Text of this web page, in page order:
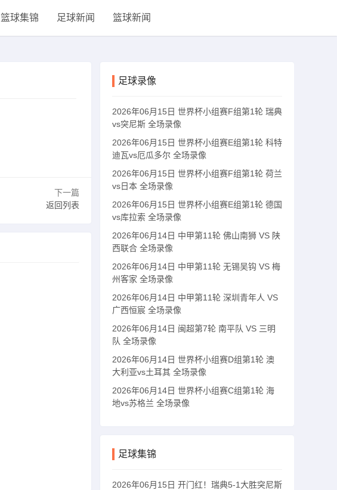
篮球集锦 足球新闻 篮球新闻
下一篇
返回列表
足球录像
2026年06月15日 世界杯小组赛F组第1轮 瑞典
vs突尼斯 全场录像
2026年06月15日 世界杯小组赛E组第1轮 科特
迪瓦vs厄瓜多尔 全场录像
2026年06月15日 世界杯小组赛F组第1轮 荷兰
vs日本 全场录像
2026年06月15日 世界杯小组赛E组第1轮 德国
vs库拉索 全场录像
2026年06月14日 中甲第11轮 佛山南狮 VS 陕
西联合 全场录像
2026年06月14日 中甲第11轮 无锡吴钩 VS 梅
州客家 全场录像
2026年06月14日 中甲第11轮 深圳青年人 VS
广西恒宸 全场录像
2026年06月14日 闽超第7轮 南平队 VS 三明
队 全场录像
2026年06月14日 世界杯小组赛D组第1轮 澳
大利亚vs土耳其 全场录像
2026年06月14日 世界杯小组赛C组第1轮 海
地vs苏格兰 全场录像
足球集锦
2026年06月15日 开门红！瑞典5-1大胜突尼斯